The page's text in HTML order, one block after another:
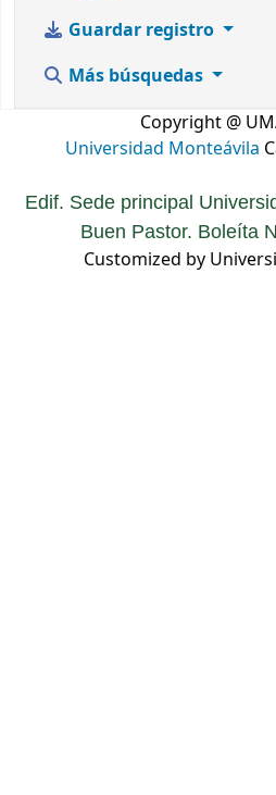
Guardar registro
Más búsquedas
Copyright @
Universidad Monteávila
Edif. Sede principal
Buen Pastor. Boleíta
Customized by